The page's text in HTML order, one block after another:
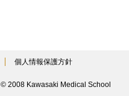
個人情報保護方針
© 2008 Kawasaki Medical School